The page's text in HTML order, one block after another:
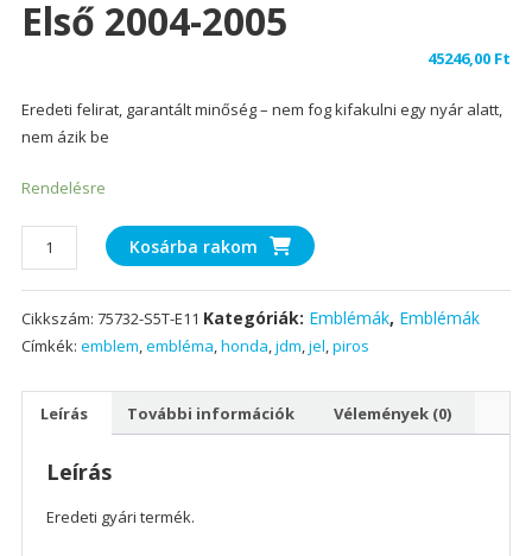
Első 2004-2005
45246,00 Ft
Eredeti felirat, garantált minőség – nem fog kifakulni egy nyár alatt,
nem ázik be
Rendelésre
Civic
EP3
Type-
R
felirat,
Kosárba rakom
Cikkszám: 75732-S5T-E11 Kategóriák: Emblémák, Emblémák
Címkék: emblem,embléma,honda,jdm,jel,piros
Leírás További információk Vélemények (0)
Leírás
Eredeti gyári termék.